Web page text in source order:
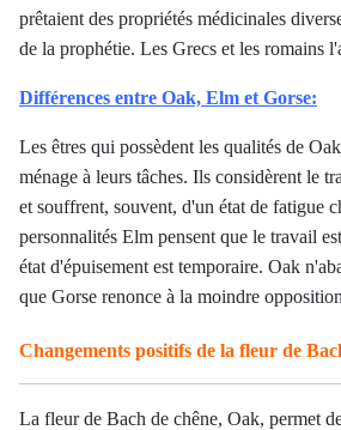
prêtaient des propriétés médicinales
de la prophétie. Les Grecs et les romains
Différences entre Oak, Elm et Gorse:
Les êtres qui possèdent les qualités de
ménage à leurs tâches. Ils considèrent le
et souffrent, souvent, d'un état de fatigue
personnalités Elm pensent que le travail
état d'épuisement est temporaire. Oak
que Gorse renonce à la moindre
Changements positifs de la fleur de
La fleur de Bach de chêne, Oak, permet